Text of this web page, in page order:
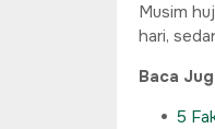
Musim
hari,
Baca
5